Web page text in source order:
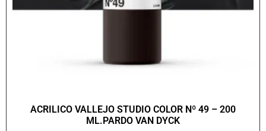
ACRILICO VALLEJO STUDIO COLOR Nº 49 – 200
ML.PARDO VAN DYCK